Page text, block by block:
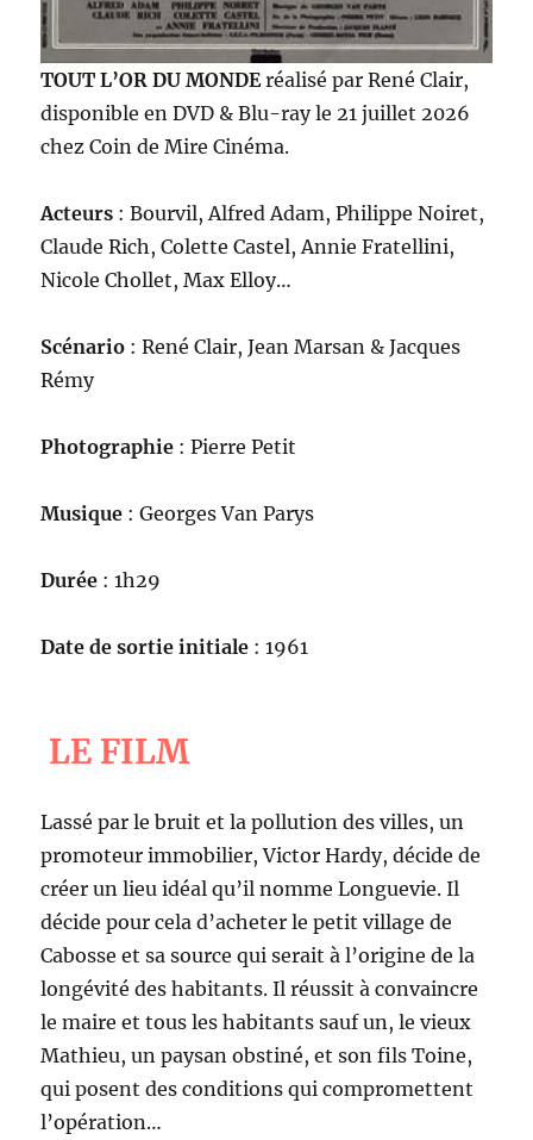
TOUT L’OR DU MONDEréalisé par René Clair,
disponible en DVD & Blu-ray le 21 juillet 2026
chez Coin de Mire Cinéma.
Acteurs : Bourvil, Alfred Adam, Philippe Noiret,
Claude Rich, Colette Castel, Annie Fratellini,
Nicole Chollet, Max Elloy…
Scénario : René Clair, Jean Marsan & Jacques
Rémy
Photographie : Pierre Petit
Musique : Georges Van Parys
Durée : 1h29
Date de sortie initiale : 1961
LE FILM
Lassé par le bruit et la pollution des villes, un
promoteur immobilier, Victor Hardy, décide de
créer un lieu idéal qu’il nomme Longuevie. Il
décide pour cela d’acheter le petit village de
Cabosse et sa source qui serait à l’origine de la
longévité des habitants. Il réussit à convaincre
le maire et tous les habitants sauf un, le vieux
Mathieu, un paysan obstiné, et son fils Toine,
qui posent des conditions qui compromettent
l’opération…